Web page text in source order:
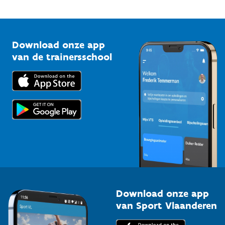
Bedrijven
Trainers en begeleiders
Topsporters
Vlaamse Trainersschool
Kennisplatform
Downloads
Voor de pers
Download onze app
van de trainersschool
Download onze app
van Sport Vlaanderen